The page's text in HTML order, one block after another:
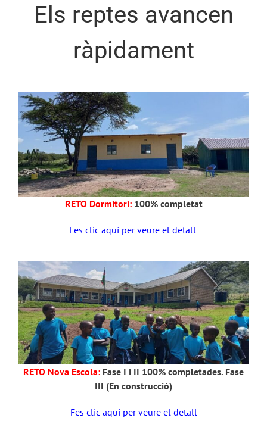
Els reptes avancen
ràpidament
RETO Dormitori:100% completat
Fes clic aquí per veure el detall
RETO Nova Escola: Fase I i II 100% completades. Fase
III (En construcció)
Fes clic aquí per veure el detall